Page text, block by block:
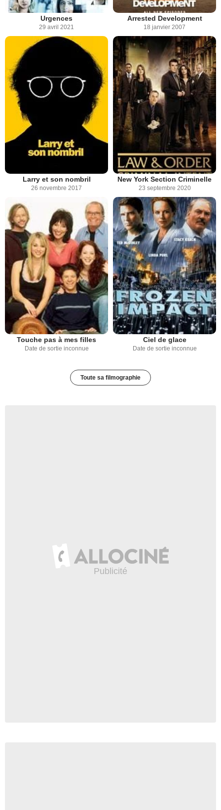
Urgences
29 avril 2021
Arrested Development
18 janvier 2007
Larry et son nombril
26 novembre 2017
New York Section Criminelle
23 septembre 2020
Touche pas à mes filles
Date de sortie inconnue
Ciel de glace
Date de sortie inconnue
Toute sa filmographie